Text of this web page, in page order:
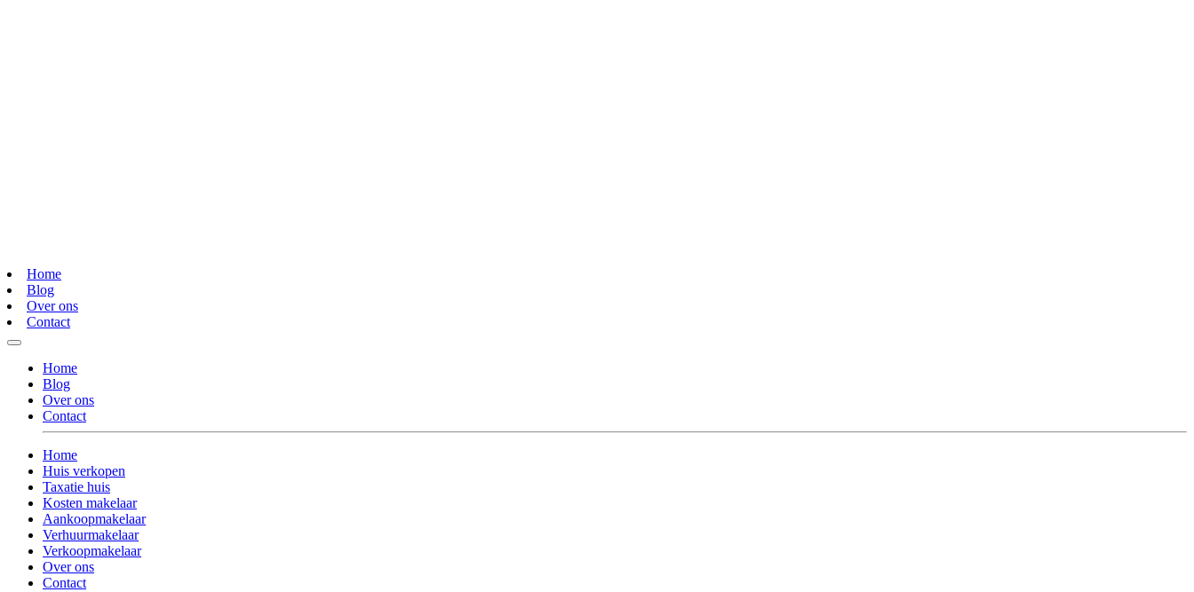
Home
Blog
Over ons
Contact
Home
Blog
Over ons
Contact
Home
Huis verkopen
Taxatie huis
Kosten makelaar
Aankoopmakelaar
Verhuurmakelaar
Verkoopmakelaar
Over ons
Contact